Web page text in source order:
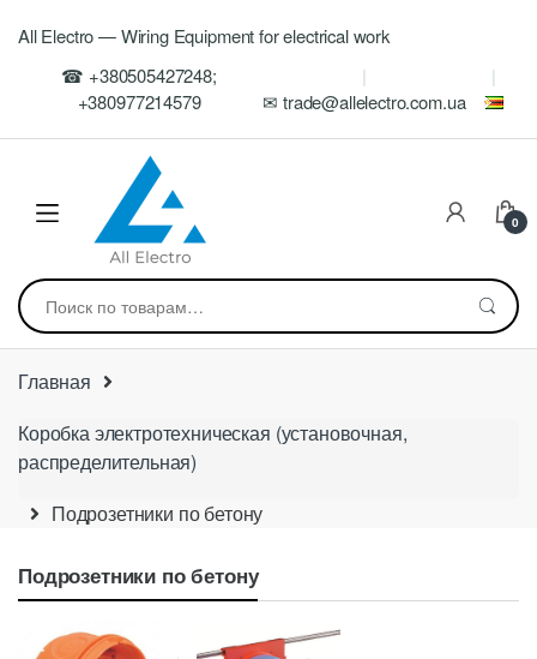
navigation
All Electro — Wiring Equipment for electrical work
☎ +380505427248;
+380977214579
✉ trade@allelectro.com.ua
0
Искать:
Главная
Коробка электротехническая (установочная,
распределительная)
Подрозетники по бетону
Подрозетники по бетону